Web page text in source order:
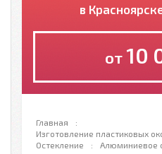
в
от 10
Главная
Изготовление пластиковых
Остекление
Алюминиевое